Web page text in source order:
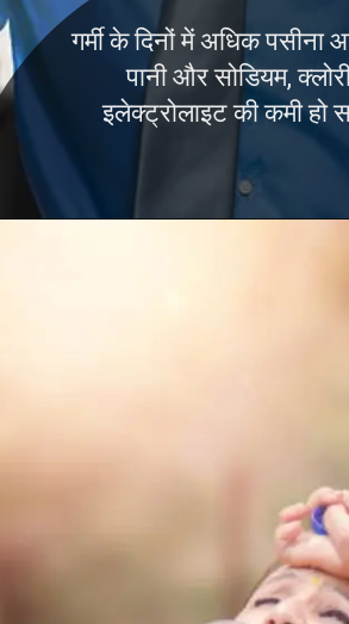
गर्मी के दिनों में अधिक पसीना आने से शरीर में
पानी और सोडियम, क्लोरीन जैसे
इलेक्ट्रोलाइट की कमी हो सकती हैं।